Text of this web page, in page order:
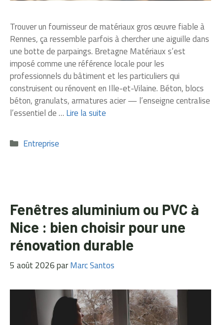
Trouver un fournisseur de matériaux gros œuvre fiable à
Rennes, ça ressemble parfois à chercher une aiguille dans
une botte de parpaings. Bretagne Matériaux s’est
imposé comme une référence locale pour les
professionnels du bâtiment et les particuliers qui
construisent ou rénovent en Ille-et-Vilaine. Béton, blocs
béton, granulats, armatures acier — l’enseigne centralise
l’essentiel de … Lire la suite
Catégories
Entreprise
Fenêtres aluminium ou PVC à
Nice : bien choisir pour une
rénovation durable
5 août 2026parMarc Santos